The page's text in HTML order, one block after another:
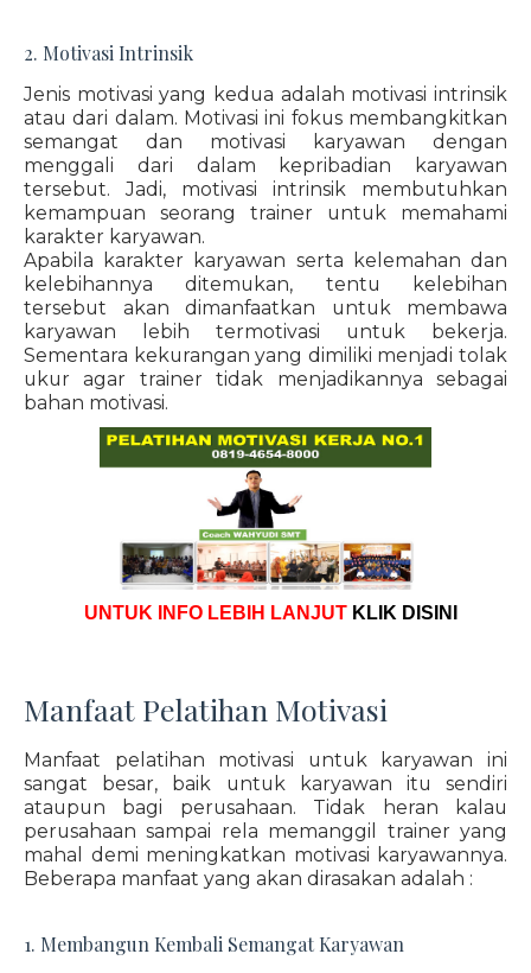
2. Motivasi Intrinsik
Jenis motivasi yang kedua adalah motivasi intrinsik
atau dari dalam. Motivasi ini fokus membangkitkan
semangat dan motivasi karyawan dengan
menggali dari dalam kepribadian karyawan
tersebut. Jadi, motivasi intrinsik membutuhkan
kemampuan seorang trainer untuk memahami
karakter karyawan.
Apabila karakter karyawan serta kelemahan dan
kelebihannya ditemukan, tentu kelebihan
tersebut akan dimanfaatkan untuk membawa
karyawan lebih termotivasi untuk bekerja.
Sementara kekurangan yang dimiliki menjadi tolak
ukur agar trainer tidak menjadikannya sebagai
bahan motivasi.
UNTUK INFO LEBIH LANJUT KLIK DISINI
Manfaat Pelatihan Motivasi
Manfaat pelatihan motivasi untuk karyawan ini
sangat besar, baik untuk karyawan itu sendiri
ataupun bagi perusahaan. Tidak heran kalau
perusahaan sampai rela memanggil trainer yang
mahal demi meningkatkan motivasi karyawannya.
Beberapa manfaat yang akan dirasakan adalah :
1. Membangun Kembali Semangat Karyawan